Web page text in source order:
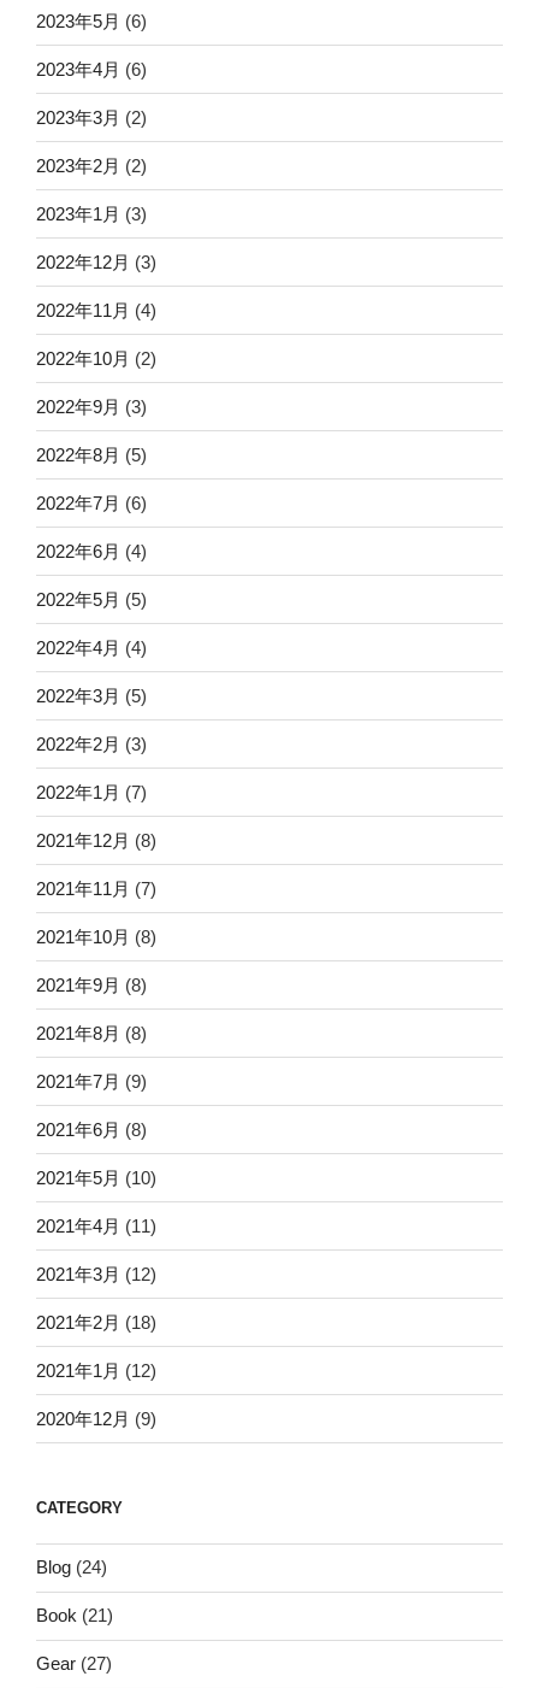
2023年5月 (6)
2023年4月 (6)
2023年3月 (2)
2023年2月 (2)
2023年1月 (3)
2022年12月 (3)
2022年11月 (4)
2022年10月 (2)
2022年9月 (3)
2022年8月 (5)
2022年7月 (6)
2022年6月 (4)
2022年5月 (5)
2022年4月 (4)
2022年3月 (5)
2022年2月 (3)
2022年1月 (7)
2021年12月 (8)
2021年11月 (7)
2021年10月 (8)
2021年9月 (8)
2021年8月 (8)
2021年7月 (9)
2021年6月 (8)
2021年5月 (10)
2021年4月 (11)
2021年3月 (12)
2021年2月 (18)
2021年1月 (12)
2020年12月 (9)
CATEGORY
Blog (24)
Book (21)
Gear (27)